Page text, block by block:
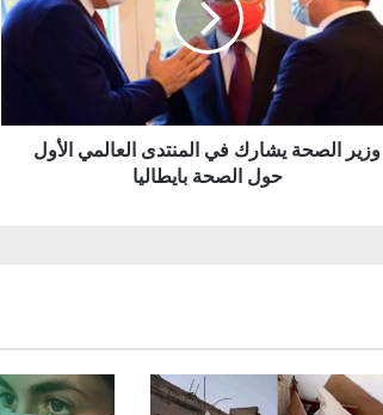
وزير الصحة يشارك في المنتدى العالمي الأول
حول الصحة بايطاليا